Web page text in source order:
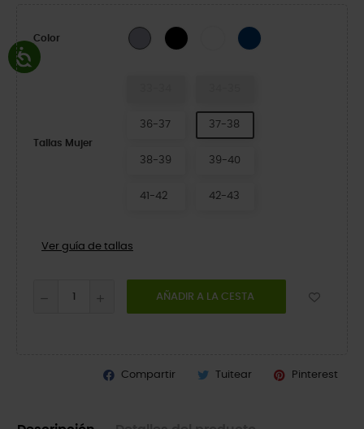
Color Purple MoonBlack/Atmosphere
White/Moonlight
Navy/White
Tallas Mujer
36-37 37-38
38-39 39-40
41-42 42-43
Ver guía de tallas
AÑADIR A LA CESTA
Compartir Tuitear Pinterest